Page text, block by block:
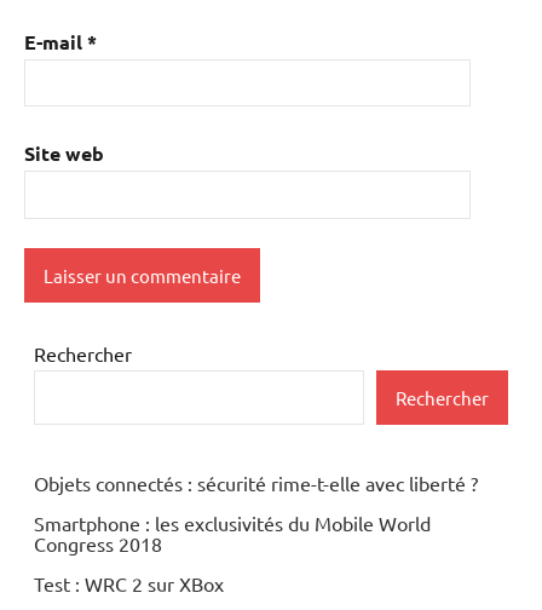
E-mail*
Site web
Rechercher
Rechercher
Objets connectés : sécurité rime-t-elle avec liberté ?
Smartphone : les exclusivités du Mobile World
Congress 2018
Test : WRC 2 sur XBox